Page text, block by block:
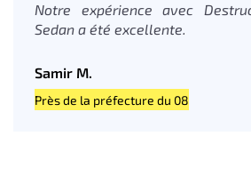
Notre expérience avec
Sedan a été excellente.
Samir M.
Près de la préfecture du 08